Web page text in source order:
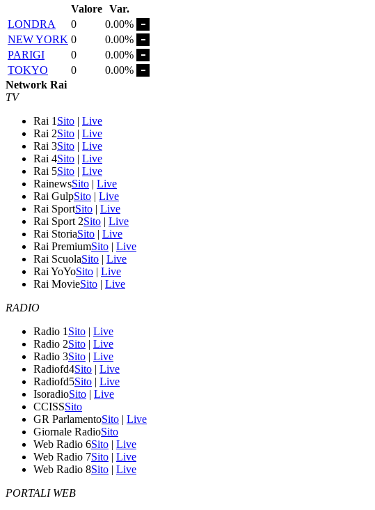
Valore Var.
LONDRA
0
0.00%
NEW YORK 0
0.00%
PARIGI
0
0.00%
TOKYO
0
0.00%
Network Rai
TV
Rai 1 Sito | Live
Rai 2Sito | Live
Rai 3Sito | Live
Rai 4Sito | Live
Rai 5Sito | Live
RainewsSito | Live
Rai GulpSito | Live
Rai SportSito | Live
Rai Sport 2Sito | Live
Rai StoriaSito | Live
Rai PremiumSito | Live
Rai ScuolaSito | Live
Rai YoYoSito | Live
Rai MovieSito | Live
RADIO
Radio 1 Sito | Live
Radio 2Sito | Live
Radio 3Sito | Live
Radiofd4Sito | Live
Radiofd5Sito | Live
IsoradioSito | Live
CCISSSito
GR ParlamentoSito | Live
Giornale RadioSito
Web Radio 6Sito | Live
Web Radio 7Sito | Live
Web Radio 8Sito | Live
PORTALI WEB